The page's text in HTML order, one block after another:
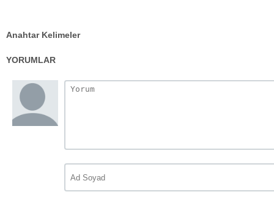
Anahtar Kelimeler
YORUMLAR